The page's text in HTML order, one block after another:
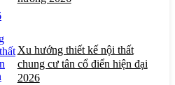
Xu hướng thiết kế nội thất
chung cư tân cổ điển hiện đại
2026